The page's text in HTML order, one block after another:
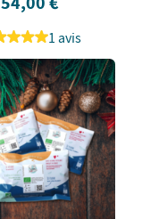
1 avis